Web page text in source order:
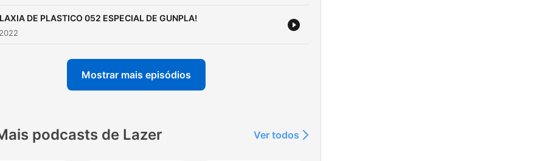
DE PLASTICO 052 ESPECIAL DE GUNPLA!
Mostrar mais episódios
podcasts de Lazer Ver todos